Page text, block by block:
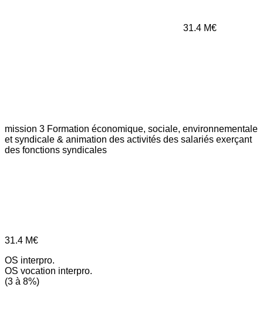
31.4 M€
mission 3 Formation économique, sociale, environnementale
et syndicale & animation des activités des salariés exerçant
des fonctions syndicales
31.4 M€
OS interpro.
OS vocation interpro.
(3 à 8%)